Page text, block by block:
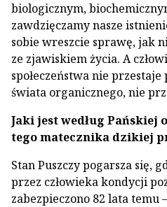
biologicznym,
zawdzięczamy nasze
sobie wreszcie sprawę, jak
ze zjawiskiem życia. A
społeczeństwa nie
świata organicznego, nie
Jaki jest według Pańskiej
tego matecznika dzikiej
Stan Puszczy pogarsza się,
przez człowieka kondycji
zabezpieczono 82 lata temu